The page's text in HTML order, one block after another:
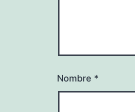
Nombre *